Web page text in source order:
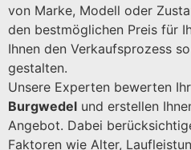
von Marke, Modell oder
den bestmöglichen Preis für
Ihnen den Verkaufsprozess
gestalten.
Unsere Experten bewerten
Burgwedel und erstellen
Angebot. Dabei
Faktoren wie Alter,